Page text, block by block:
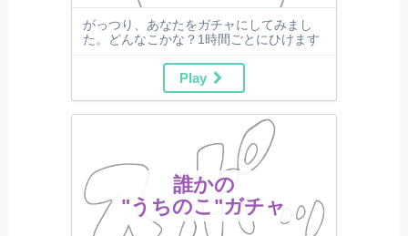
がっつり、あなたをガチャにしてみまし
た。どんなこかな？1時間ごとにひけます
Play
誰かの
"うちのこ"ガチャ